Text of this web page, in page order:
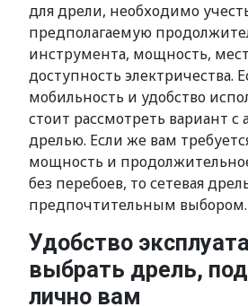
для дрели, необходимо
предполагаемую
инструмента, мощность,
доступность электричества.
мобильность и удобство
стоит рассмотреть вариант с
дрелью. Если же вам
мощность и
без перебоев, то сетевая
предпочтительным выбором.
Удобство
выбрать дрель,
лично вам